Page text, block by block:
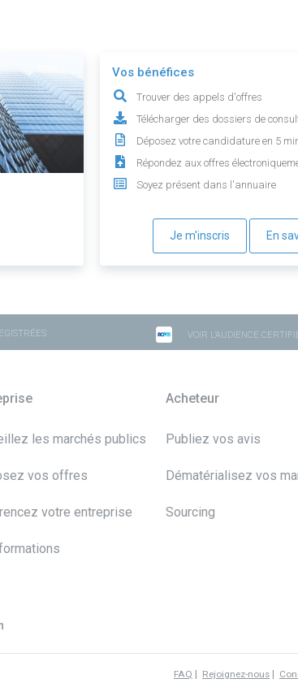
Vos bénéfices
Trouver des appels d'offres
Télécharger des dossiers de
Déposez votre candidature en 5
Répondez aux offres
Soyez présent dans l'annuaire
Je m'inscris En
VOIR L'AUDIENCE
les marchés publics
vos offres
votre entreprise
Acheteur
Publiez vos avis
Dématérialisez vos
Sourcing
FAQ | Rejoignez-nous |